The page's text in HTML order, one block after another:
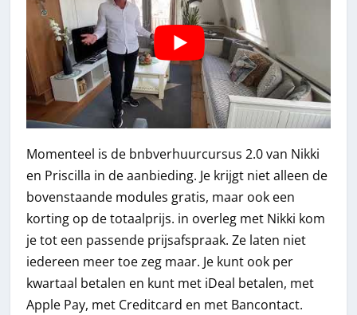
Momenteel is de bnbverhuurcursus 2.0 van Nikki
en Priscilla in de aanbieding. Je krijgt niet alleen de
bovenstaande modules gratis, maar ook een
korting op de totaalprijs. in overleg met Nikki kom
je tot een passende prijsafspraak. Ze laten niet
iedereen meer toe zeg maar. Je kunt ook per
kwartaal betalen en kunt met iDeal betalen, met
Apple Pay, met Creditcard en met Bancontact.